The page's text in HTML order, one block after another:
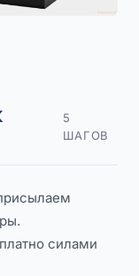
5
ШАГОВ
силами